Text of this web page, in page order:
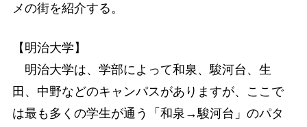
メの街を紹介する。
【明治大学】
明治大学は、学部によって和泉、駿河台、生
田、中野などのキャンパスがありますが、ここで
は最も多くの学生が通う「和泉→駿河台」のパタ